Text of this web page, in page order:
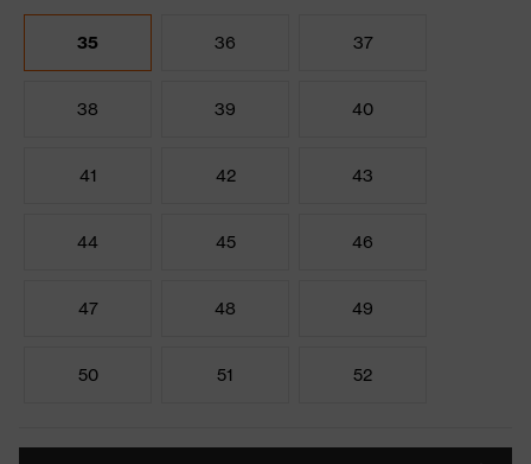
35 36 37
38 39 40
41 42 43
44 45 46
47 48 49
50 51 52